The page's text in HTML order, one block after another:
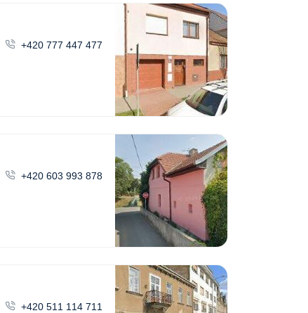
+420 777 447 477
+420 603 993 878
+420 511 114 711